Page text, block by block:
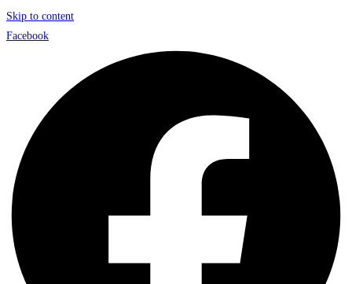
Skip to content
Facebook